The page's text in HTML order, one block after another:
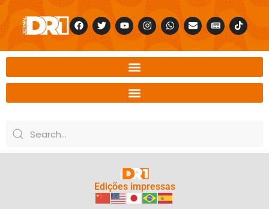
Edições impressas